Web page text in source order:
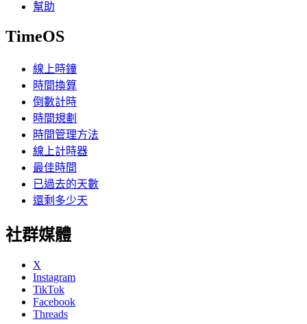
幫助
TimeOS
線上時鐘
時間換算
倒數計時
時間規劃
時間管理方法
線上計時器
最佳時間
已過去的天數
還剩多少天
社群媒體
X
Instagram
TikTok
Facebook
Threads